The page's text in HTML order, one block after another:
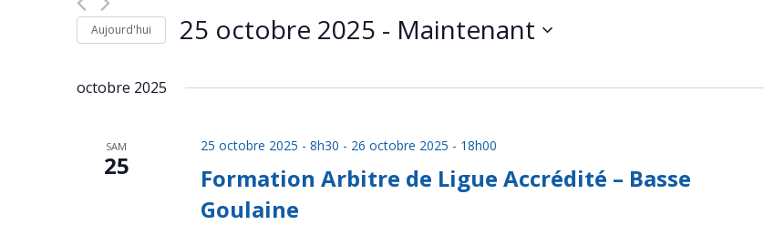
vues
par
mot-
Aujourd'hui 25 octobre 2025 - Maintenant
date.
octobre 2025
SAM
25
25 octobre 2025 - 8h30 - 26 octobre 2025 - 18h00
Formation Arbitre de Ligue Accrédité – Basse
Goulaine